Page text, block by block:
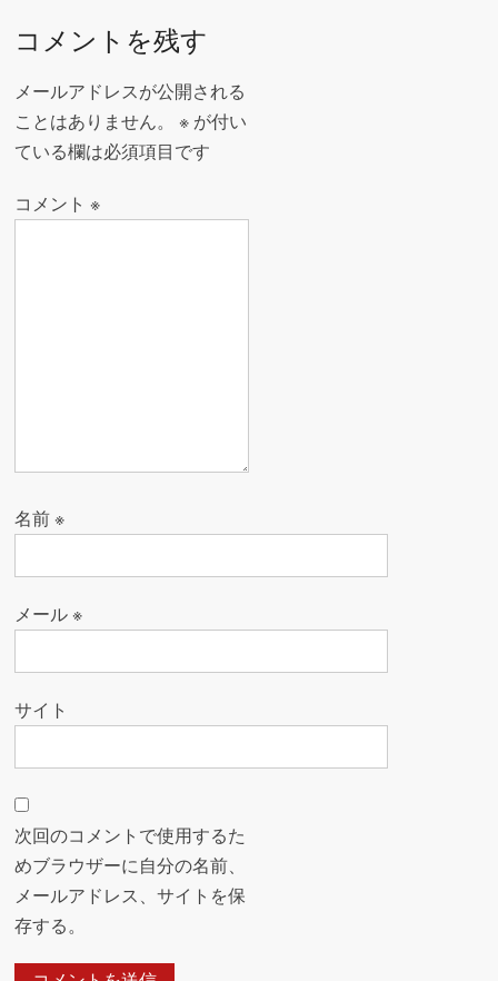
k
ナ
ビ
ゲ
ー
シ
ョ
コメントを残す
メールアドレスが公開される
ことはありません。
※ が付い
ている欄は必須項目です
コメント※
名前※
メール※
サイト
次回のコメントで使用するた
めブラウザーに自分の名前、
メールアドレス、サイトを保
存する。